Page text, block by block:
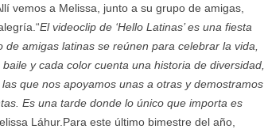
vemos a Melissa, junto a su grupo de amigas,
El videoclip de ‘Hello Latinas’ es una fiesta
amigas latinas se reúnen para celebrar la vida,
y cada color cuenta una historia de diversidad,
que nos apoyamos unas a otras y demostramos
Es una tarde donde lo único que importa es
Láhur.Para este último bimestre del año,